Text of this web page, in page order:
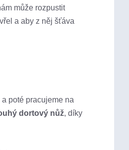
může rozpustit
a aby z něj šťáva
a poté pracujeme na
dortový nůž, díky